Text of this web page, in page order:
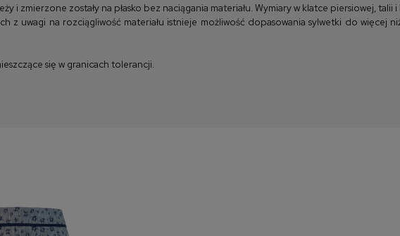
zmierzone zostały na płasko bez naciągania materiału. Wymiary w klatce piersiowej,
z uwagi na rozciągliwość materiału istnieje możliwość dopasowania sylwetki do więcej
się w granicach tolerancji.